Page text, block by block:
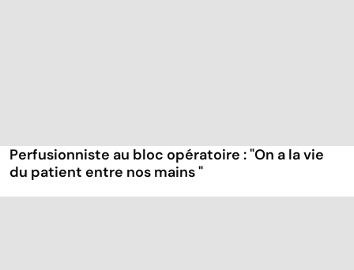
Perfusionniste au bloc opératoire : "On a la vie
du patient entre nos mains "